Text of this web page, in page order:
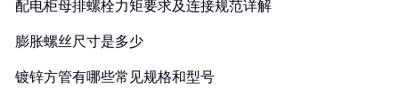
配电柜母排螺栓力矩要求及连接规范详解
膨胀螺丝尺寸是多少
镀锌方管有哪些常见规格和型号